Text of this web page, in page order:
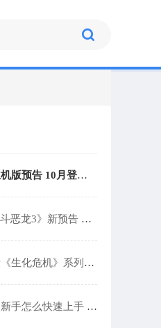
《漫野奇谭》主机版预告 10月登陆各大平台
RPG新作《喵咪斗恶龙3》新预告 战斗场景曝光
卡普空销量王者《生化危机》系列销量破1.6亿
《星露谷物语》新手怎么快速上手 新手玩法攻略指南2024